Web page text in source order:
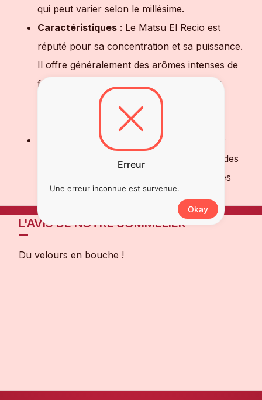
qui peut varier selon le millésime.
Caractéristiques : Le Matsu El Recio est
réputé pour sa concentration et sa puissance.
Il offre généralement des arômes intenses de
fruits mûrs, de baies noires, de réglisse et
d'épices, avec des tanins fermes et une
Accords mets-vins
: Il se marie bien avec
des plats de viande rouge grillée ou rôtie, des
ragoûts, des plats de gibier et des fromages
affinés.
L'AVIS DE NOTRE SOMMELIER
Du velours en bouche !
Erreur
Une erreur inconnue est survenue.
Okay